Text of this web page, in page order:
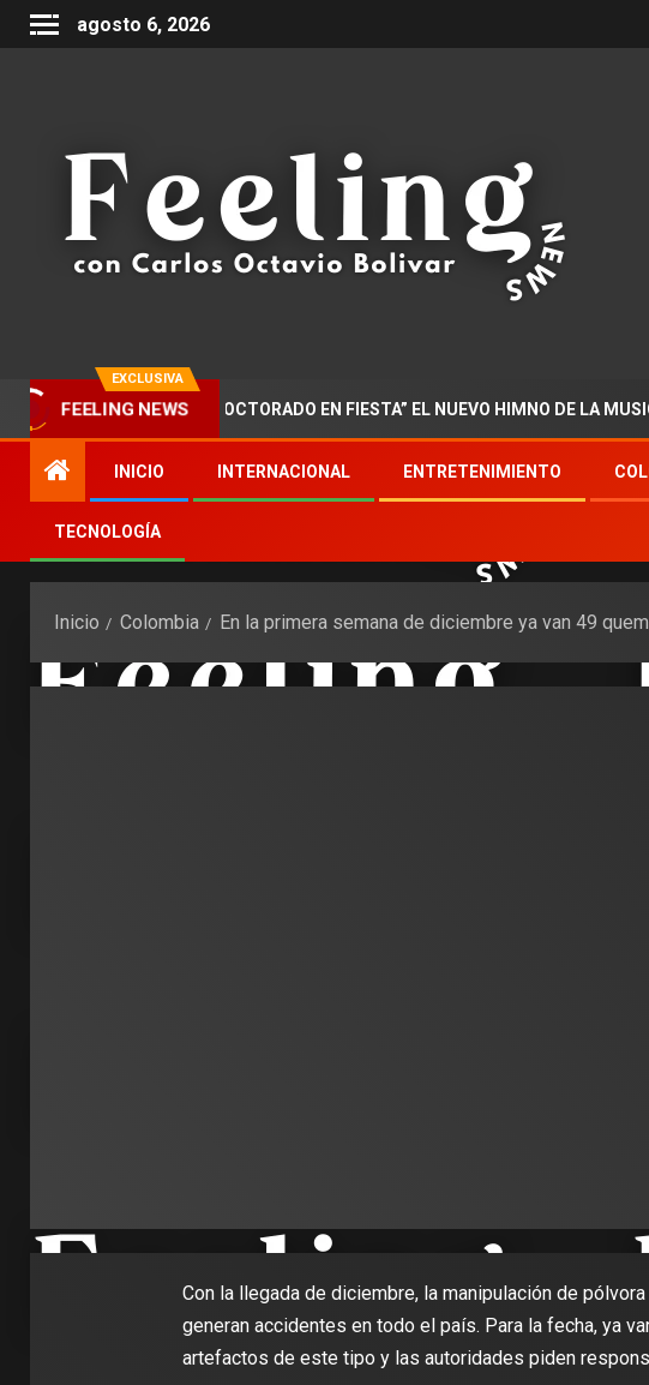
agosto 6, 2026
EXCLUSIVA
FEELING NEWS
PRESENTA “DOCTORADO EN FIESTA” EL NUEVO HIMNO DE LA MUSICA
INICIO INTERNACIONAL ENTRETENIMIENTO
TECNOLOGÍA
Inicio Colombia En la primera semana de diciembre ya van 49
Con la llegada de diciembre, la manipulación de
generan accidentes en todo el país. Para la fecha, ya
artefactos de este tipo y las autoridades piden